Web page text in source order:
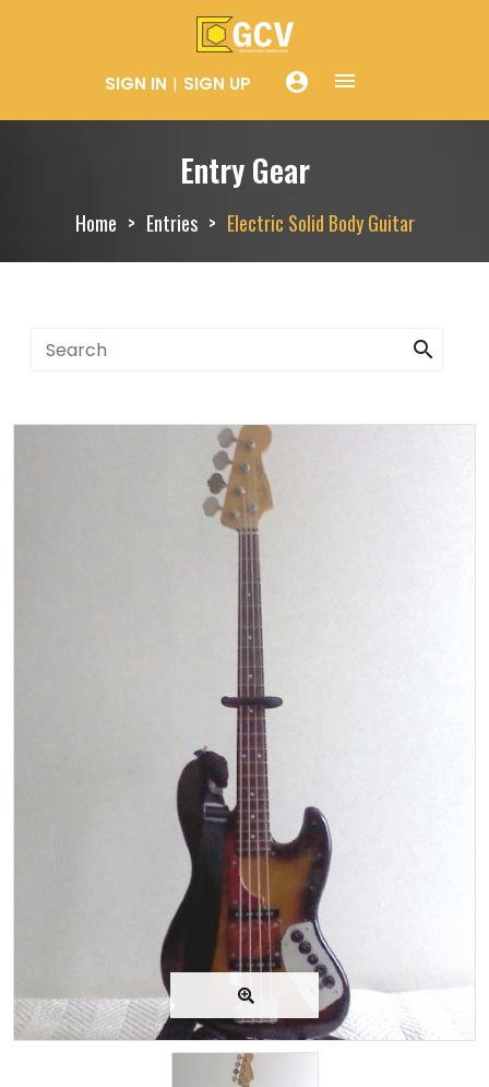
SIGN IN SIGN UP account_circle menue
Entry Gear
Home Entries Electric Solid Body Guitar
search